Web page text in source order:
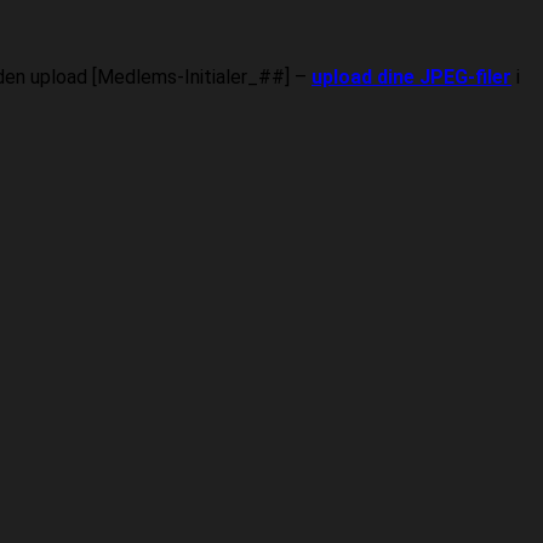
upload [Medlems-Initialer_##] – upload dine JPEG-filer i